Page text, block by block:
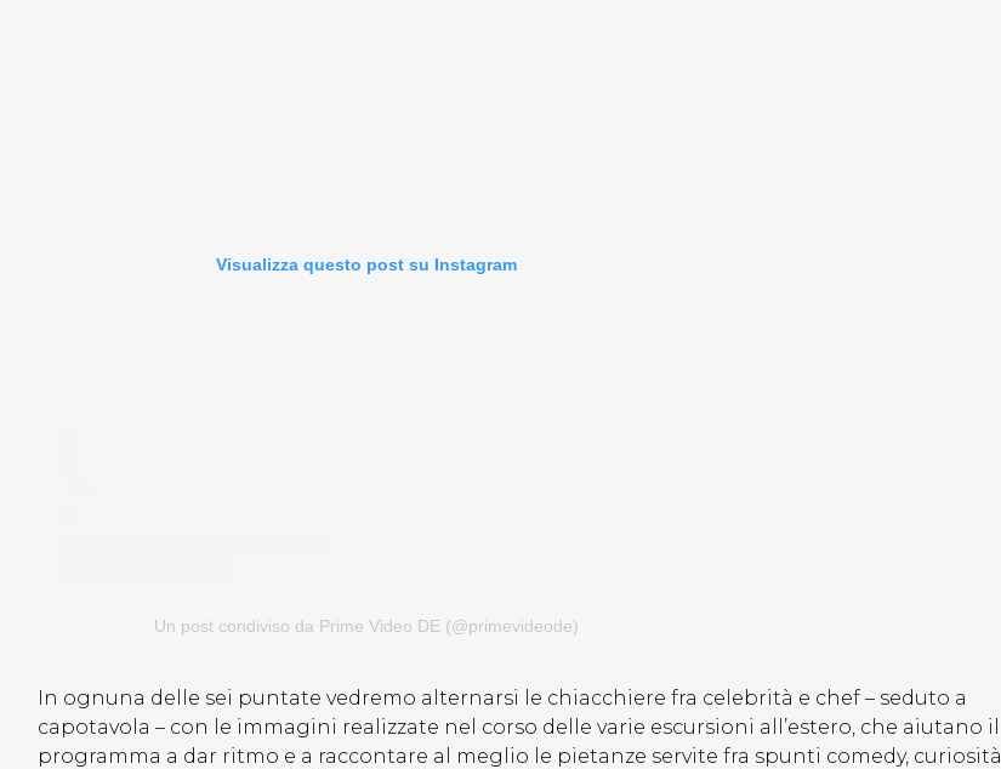
Visualizza questo post su Instagram
Un post condiviso da Prime Video DE (@primevideode)
In ognuna delle sei puntate vedremo alternarsi le chiacchiere fra celebrità e chef – seduto a
capotavola – con le immagini realizzate nel corso delle varie escursioni all’estero, che aiutano il
programma a dar ritmo e a raccontare al meglio le pietanze servite fra spunti comedy, curiosità,